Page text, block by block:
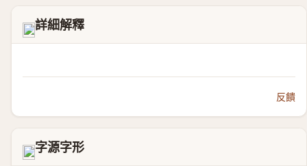
𣇍詳細解釋
反饋
𣇍 字源字形